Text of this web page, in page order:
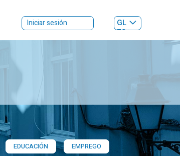
Iniciar sesión
GL
ES|
EDUCACIÓN
EMPREGO